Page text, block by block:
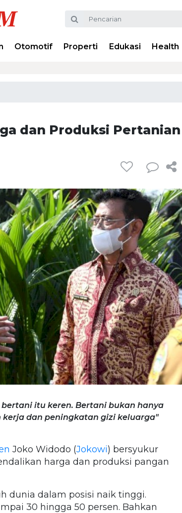
Otomotif Properti Edukasi Health
dan Produksi Pertanian
itu keren. Bertani bukan hanya
dan peningkatan gizi keluarga"
Joko Widodo (Jokowi) bersyukur
harga dan produksi pangan
dunia dalam posisi naik tinggi.
30 hingga 50 persen. Bahkan